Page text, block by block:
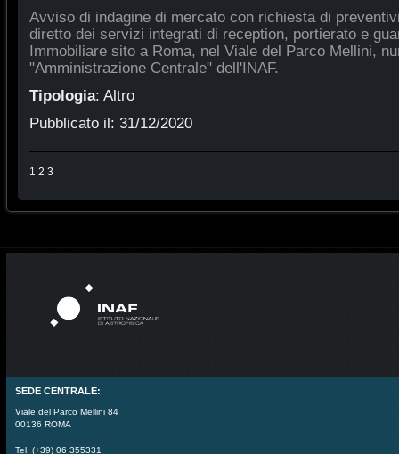
Avviso di indagine di mercato con richiesta di
diretto dei servizi integrati di reception, portierato e
Immobiliare sito a Roma, nel Viale del Parco Mellini,
"Amministrazione Centrale" dell'INAF.
Tipologia: Altro
Pubblicato il: 31/12/2020
1 2 3
SEDE CENTRALE:
Viale del Parco Mellini 84
00136 ROMA
Tel. (+39) 06 355331